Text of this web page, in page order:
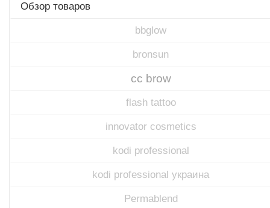
Обзор товаров
bbglow
bronsun
cc brow
flash tattoo
innovator cosmetics
kodi professional
kodi professional украина
Permablend